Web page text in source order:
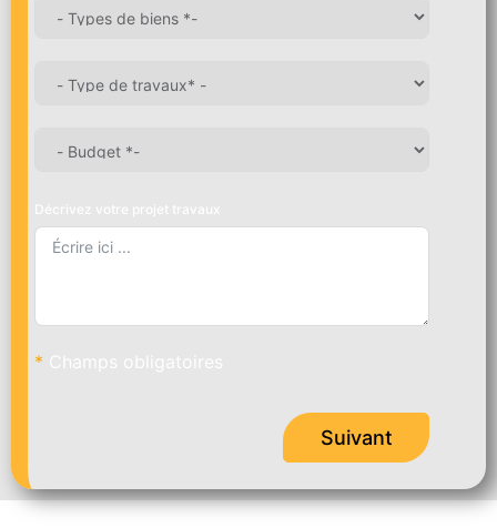
Décrivez votre projet travaux
* Champs obligatoires
Suivant